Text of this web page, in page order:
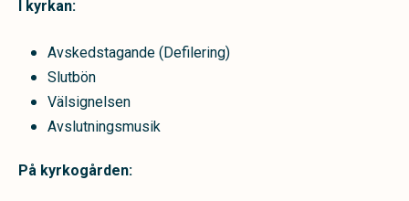
I kyrkan:
Avskedstagande (Defilering)
Slutbön
Välsignelsen
Avslutningsmusik
På kyrkogården: